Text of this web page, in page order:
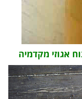
אגוזי מקדמיה